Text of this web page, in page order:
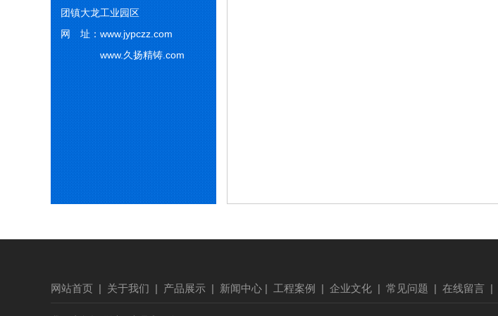
团镇大龙工业园区
网 址：www.jypczz.com
www.久扬精铸.com
网站首页 | 关于我们 | 产品展示 | 新闻中心 | 工程案例 | 企业文化 | 常见问题 | 在线留言 |